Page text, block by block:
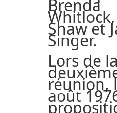
Brenda
Shaw et
Singer.
Lors de la
réunion,
août